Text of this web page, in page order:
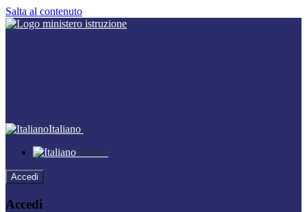
Salta al contenuto
Italiano
Italiano
Accedi
Accedi